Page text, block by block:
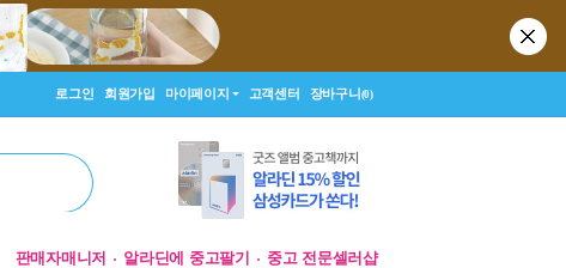
로그인 회원가입 마이페이지 고객센터 장바구니(0)
판매자매니저 알라딘에 중고팔기 중고 전문셀러샵